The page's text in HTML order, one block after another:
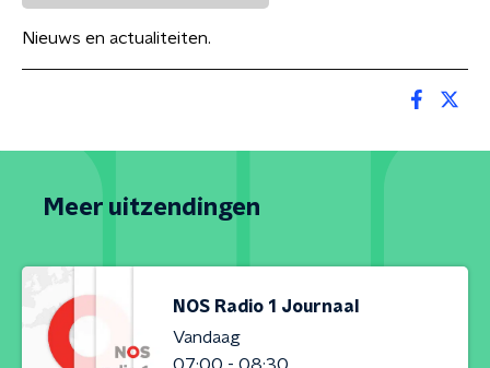
Nieuws en actualiteiten.
Meer uitzendingen
NOS Radio 1 Journaal
Vandaag
07:00 - 08:30